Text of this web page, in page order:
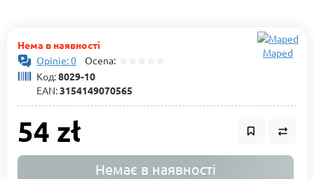
Нема в наявності
Opinie: 0 Ocena:
Код:8029-10
EAN:3154149070565
Maped
54 zł
Немає в наявності